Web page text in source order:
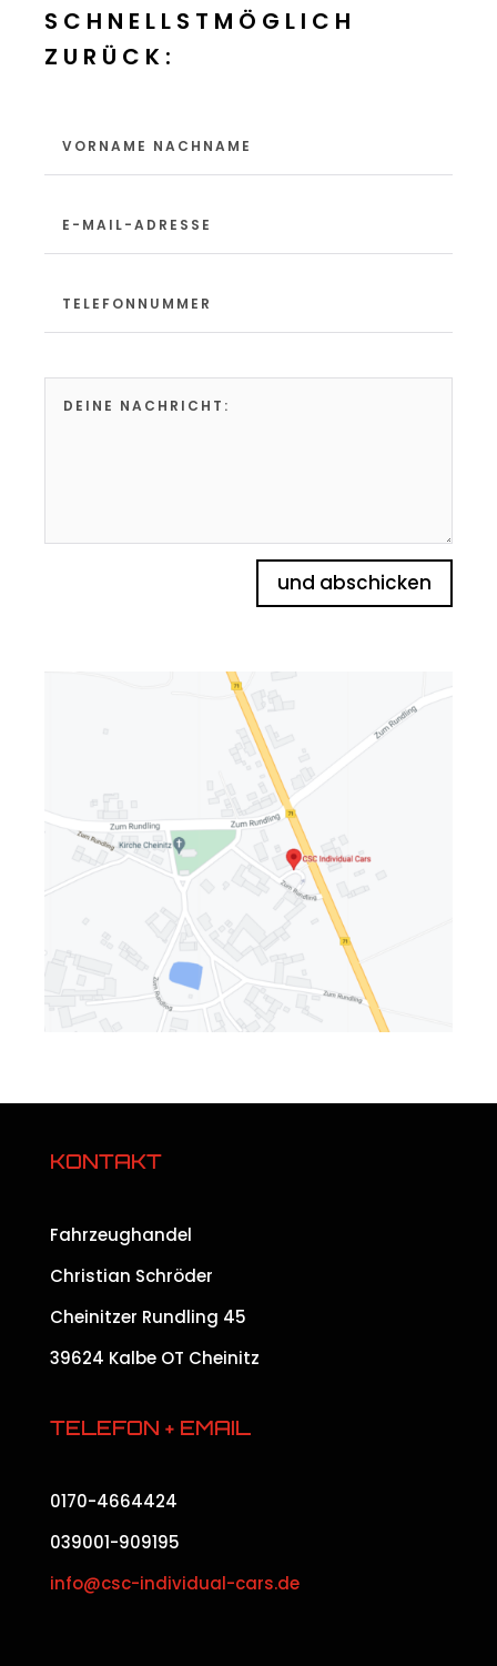
SCHNELLSTMÖGLICH
ZURÜCK:
und abschicken
KONTAKT
Fahrzeughandel
Christian Schröder
Cheinitzer Rundling 45
39624 Kalbe OT Cheinitz
TELEFON + EMAIL
0170-4664424
039001-909195
info@csc-individual-cars.de